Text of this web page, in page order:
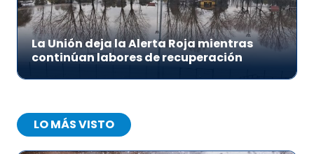
La Unión deja la Alerta Roja mientras
continúan labores de recuperación
LO MÁS VISTO